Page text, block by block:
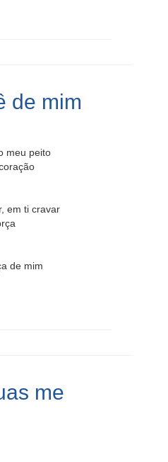
de mim
meu peito
em ti cravar
de mim
me